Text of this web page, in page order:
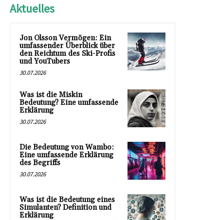
Aktuelles
Jon Olsson Vermögen: Ein
umfassender Überblick über
den Reichtum des Ski-Profis
und YouTubers
30.07.2026
Was ist die Miskin
Bedeutung? Eine umfassende
Erklärung
30.07.2026
Die Bedeutung von Wambo:
Eine umfassende Erklärung
des Begriffs
30.07.2026
Was ist die Bedeutung eines
Simulanten? Definition und
Erklärung